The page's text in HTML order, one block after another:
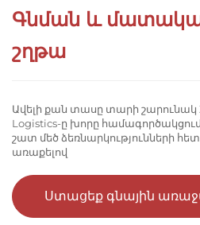
Գնման և
շղթա
Ավելի քան տասը տարի շարունակ
Logistics-ը խորը
շատ մեծ ձեռնարկությունների
առաքելով
Ստացեք գնային